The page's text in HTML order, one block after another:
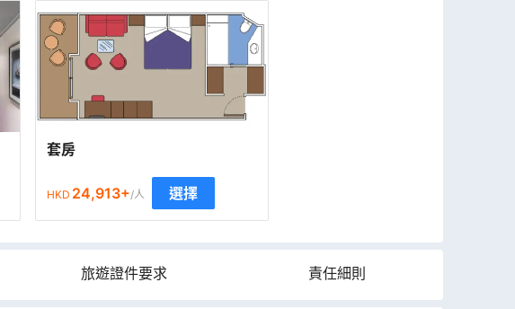
套房
HKD 24,913+/人 選擇
旅遊證件要求 責任細則